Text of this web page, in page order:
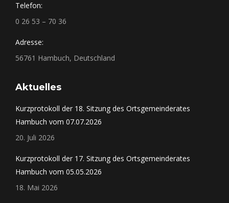
Telefon:
0 26 53 – 70 36
Adresse:
56761 Hambuch, Deutschland
Aktuelles
Kurzprotokoll der 18. Sitzung des Ortsgemeinderates
Hambuch vom 07.07.2026
20. Juli 2026
Kurzprotokoll der 17. Sitzung des Ortsgemeinderates
Hambuch vom 05.05.2026
18. Mai 2026